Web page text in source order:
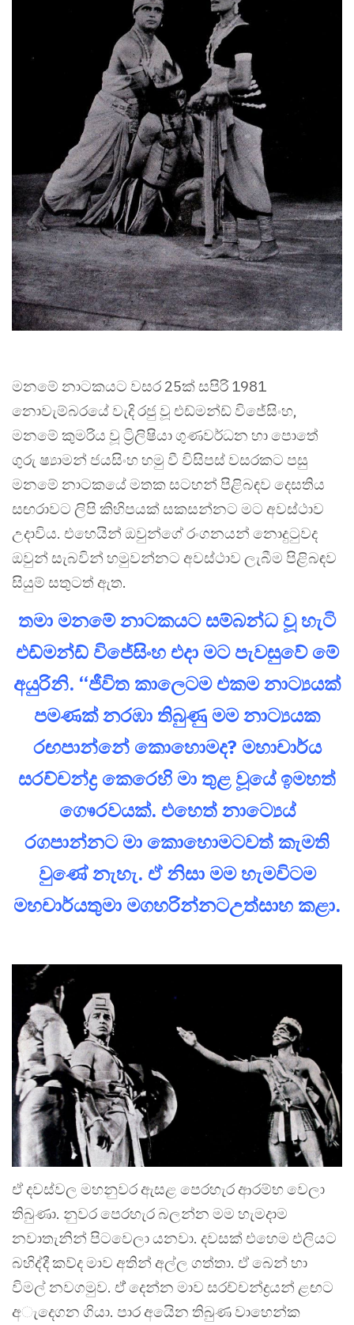
මනමේ නාටකයට වසර 25ක් සපිරි 1981
නොවැම්බරයේ වැදි රජු වූ එඩ්මන්ඩ් විජේසිංහ,
මනමේ කුමරිය වූ ට්‍රිලිෂියා ගුණවර්ධන හා පොතේ
ගුරු ෂ්‍යාමන් ජයසිංහ හමු වී විසිපස් වසරකට පසු
මනමේ නාටකයේ මතක සටහන් පිළිබඳව දෙසතිය
සඟරාවට ලිපි කිහිපයක් සකසන්නට මට අවස්ථාව
උදාවිය. එහෙයින් ඔවුන්ගේ රංගනයන් නොදුටුවද
ඔවුන් සැබවින් හමුවන්නට අවස්ථාව ලැබීම පිළිබඳව
සියුම් සතුටත් ඇත.
තමා මනමේ නාටකයට සම්බන්ධ වූ හැටි
එඩ්මන්ඩ් විජේසිංහ එදා මට පැවසුවේ මේ
අයුරිනි. ‘‘ජීවිත කාලෙටම එකම නාට්‍යයක්
පමණක් නරඹා තිබුණු මම නාට්‍යයක
රඟපාන්නේ කොහොමද? මහාචාර්ය
සරච්චන්ද්‍ර කෙරෙහි මා තුළ වූයේ ඉමහත්
ගෙෳරවයක්. එහෙත් නාට්‍යෙය්
රගපාන්නට මා කොහොමටවත් කැමති
වුණේ නැහැ. ඒ නිසා මම හැමවිටම
මහචාර්යතුමා මගහරින්නටඋත්සාහ කළා.
ඒ දවස්වල මහනුවර ඇසළ පෙරහැර ආරම්භ වෙලා
තිබුණා. නුවර පෙරහැර බලන්න මම හැමදාම
නවාතැනින් පිටවෙලා යනවා. දවසක් එහෙම එලියට
බහිද්දී කව්ද මාව අතින් අල්ල ගත්තා. ඒ බෙන් හා
විමල් නවගමුව. ඒ් දෙන්න මාව සරච්චන්ද්‍රයන් ළඟට
අැදෙගන ගියා. පාර අයිෙන තිබුණ වාහෙන්ක